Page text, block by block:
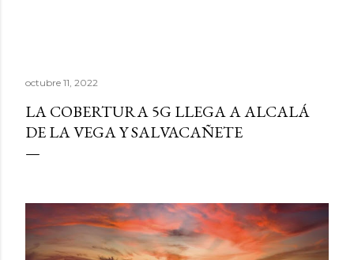
octubre 11, 2022
LA COBERTURA 5G LLEGA A ALCALÁ
DE LA VEGA Y SALVACAÑETE